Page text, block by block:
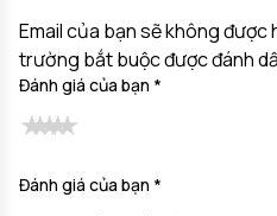
Email của bạn sẽ không được
trường bắt buộc được đánh
Đánh giá của bạn *
Đánh giá của bạn *